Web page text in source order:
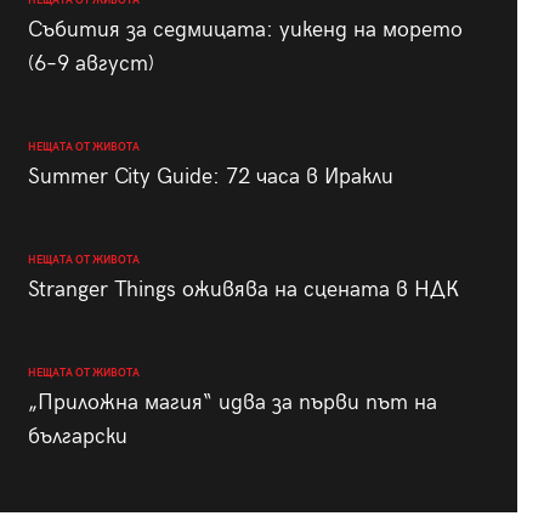
Събития за седмицата: уикенд на морето
(6–9 август)
НЕЩАТА ОТ ЖИВОТА
Summer City Guide: 72 часа в Иракли
НЕЩАТА ОТ ЖИВОТА
Stranger Things оживява на сцената в НДК
НЕЩАТА ОТ ЖИВОТА
„Приложна магия“ идва за първи път на
български